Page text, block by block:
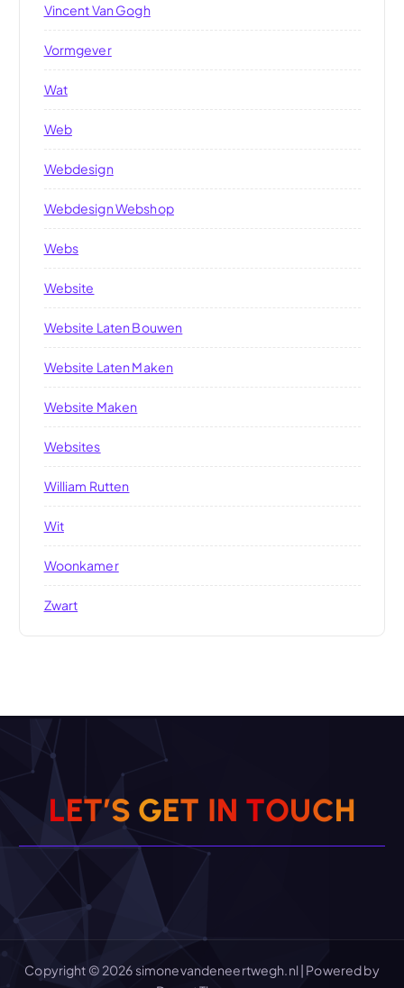
Vincent Van Gogh
Vormgever
Wat
Web
Webdesign
Webdesign Webshop
Webs
Website
Website Laten Bouwen
Website Laten Maken
Website Maken
Websites
William Rutten
Wit
Woonkamer
Zwart
LET’S GET IN TOUCH
Copyright © 2026 simonevandeneertwegh.nl | Powered by